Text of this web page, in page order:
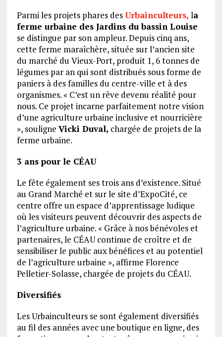
Parmi les projets phares desUrbainculteurs, la
ferme urbaine des Jardins du bassin Louise
se distingue par son ampleur. Depuis cinq ans,
cette ferme maraîchère, située sur l’ancien site
du marché du Vieux-Port, produit 1, 6 tonnes de
légumes par an qui sont distribués sous forme de
paniers à des familles du centre-ville et à des
organismes. « C’est un rêve devenu réalité pour
nous. Ce projet incarne parfaitement notre vision
d’une agriculture urbaine inclusive et nourricière
», souligne Vicki Duval, chargée de projets de la
ferme urbaine.
3 ans pour le CÉAU
Le fête également ses trois ans d’existence. Situé
au Grand Marché et sur le site d’ExpoCité, ce
centre offre un espace d’apprentissage ludique
où les visiteurs peuvent découvrir des aspects de
l’agriculture urbaine. « Grâce à nos bénévoles et
partenaires, le CÉAU continue de croître et de
sensibiliser le public aux bénéfices et au potentiel
de l’agriculture urbaine », affirme Florence
Pelletier-Solasse, chargée de projets du CÉAU.
Diversifiés
Les Urbainculteurs se sont également diversifiés
au fil des années avec une boutique en ligne, des